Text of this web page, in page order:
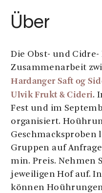
Über
Die Obst- und
Zusammenarbeit
Hardanger Saft og
Ulvik Frukt & Cideri.
Fest und im
organisiert.
Gruppen auf
min. Preis. Nehmen
jeweiligen Hof auf.
können